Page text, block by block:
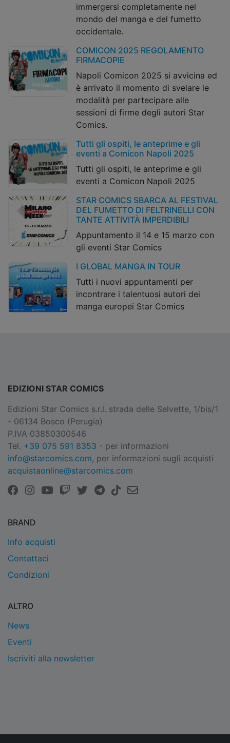
immergersi completamente nel
mondo del manga e del fumetto
occidentale.
COMICON 2025 REGOLAMENTO
FIRMACOPIE
Napoli Comicon 2025 si avvicina ed
è arrivato il momento di svelare le
modalità per partecipare alle
sessioni di firme degli autori Star
Comics.
Tutti gli ospiti, le anteprime e gli
eventi a Comicon Napoli 2025
Tutti gli ospiti, le anteprime e gli
eventi a Comicon Napoli 2025
STAR COMICS SBARCA AL FESTIVAL
DEL FUMETTO DI FELTRINELLI CON
TANTE ATTIVITÀ IMPERDIBILI
Appuntamento il 14 e 15 marzo con
gli eventi Star Comics
I GLOBAL MANGA IN TOUR
Tutti i nuovi appuntamenti per
incontrare i talentuosi autori dei
manga europei Star Comics
EDIZIONI STAR COMICS
Edizioni Star Comics s.r.l. strada delle Selvette, 1/bis/1
- 06134 Bosco (Perugia)
P.IVA 03850300546
Tel. +39 075 591 8353 - per informazioni
info@starcomics.com, per informazioni sugli acquisti
acquistaonline@starcomics.com
BRAND
Info acquisti
Contattaci
Condizioni
ALTRO
News
Eventi
Iscriviti alla newsletter